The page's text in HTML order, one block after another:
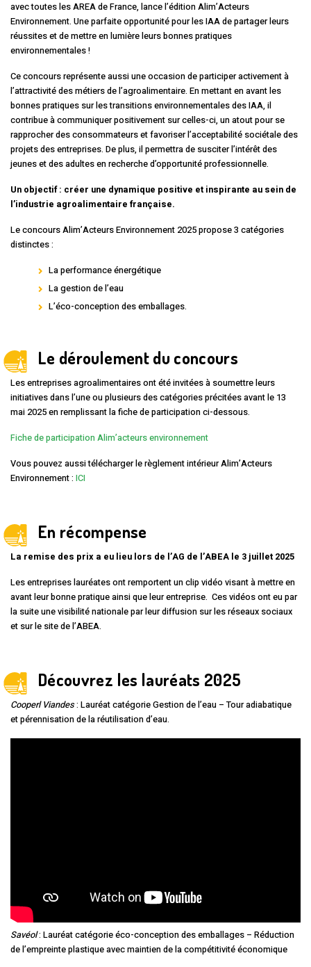
avec toutes les AREA de France, lance l’édition Alim’Acteurs
Environnement. Une parfaite opportunité pour les IAA de partager leurs
réussites et de mettre en lumière leurs bonnes pratiques
environnementales !
Ce concours représente aussi une occasion de participer activement à
l’attractivité des métiers de l’agroalimentaire. En mettant en avant les
bonnes pratiques sur les transitions environnementales des IAA, il
contribue à communiquer positivement sur celles-ci, un atout pour se
rapprocher des consommateurs et favoriser l’acceptabilité sociétale des
projets des entreprises. De plus, il permettra de susciter l’intérêt des
jeunes et des adultes en recherche d’opportunité professionnelle.
Un objectif : créer une dynamique positive et inspirante au sein de
l’industrie agroalimentaire française.
Le concours Alim’Acteurs Environnement 2025 propose 3 catégories
distinctes :
La performance énergétique
La gestion de l’eau
L’éco-conception des emballages.
Le déroulement du concours
Les entreprises agroalimentaires ont été invitées à soumettre leurs
initiatives dans l’une ou plusieurs des catégories précitées avant le 13
mai 2025 en remplissant la fiche de participation ci-dessous.
Fiche de participation Alim’acteurs environnement
Vous pouvez aussi télécharger le règlement intérieur Alim’Acteurs
Environnement : ICI
En récompense
La remise des prix a eu lieu lors de l’AG de l’ABEA le 3 juillet 2025
Les entreprises lauréates ont remportent un clip vidéo visant à mettre en
avant leur bonne pratique ainsi que leur entreprise. Ces vidéos ont eu par
la suite une visibilité nationale par leur diffusion sur les réseaux sociaux
et sur le site de l’ABEA.
Découvrez les lauréats 2025
Cooperl Viandes: Lauréat catégorie Gestion de l’eau – Tour adiabatique
et pérennisation de la réutilisation d’eau.
Savéol: Lauréat catégorie éco-conception des emballages – Réduction
de l’empreinte plastique avec maintien de la compétitivité économique